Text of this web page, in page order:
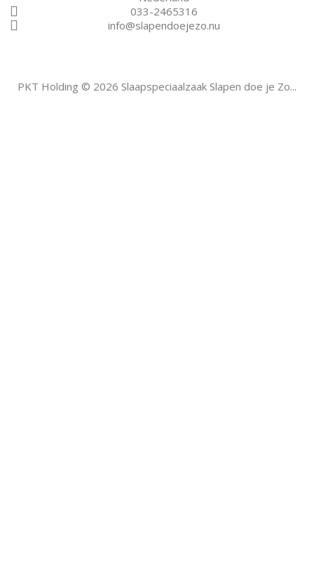
033-2465316
info@slapendoejezo.nu
PKT Holding © 2026 Slaapspeciaalzaak Slapen doe je Zo...